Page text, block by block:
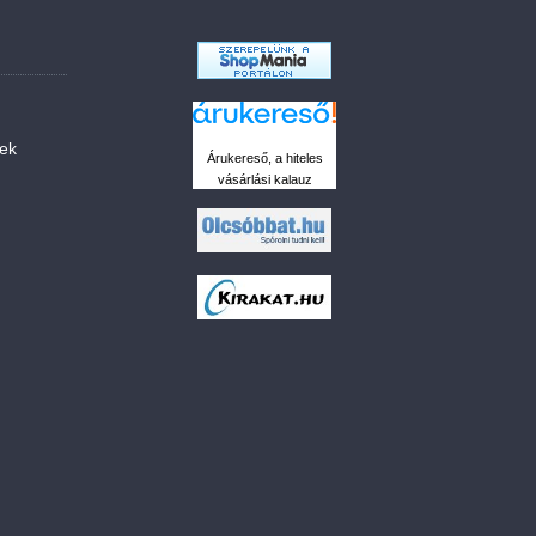
Árukereső, a hiteles
vásárlási kalauz